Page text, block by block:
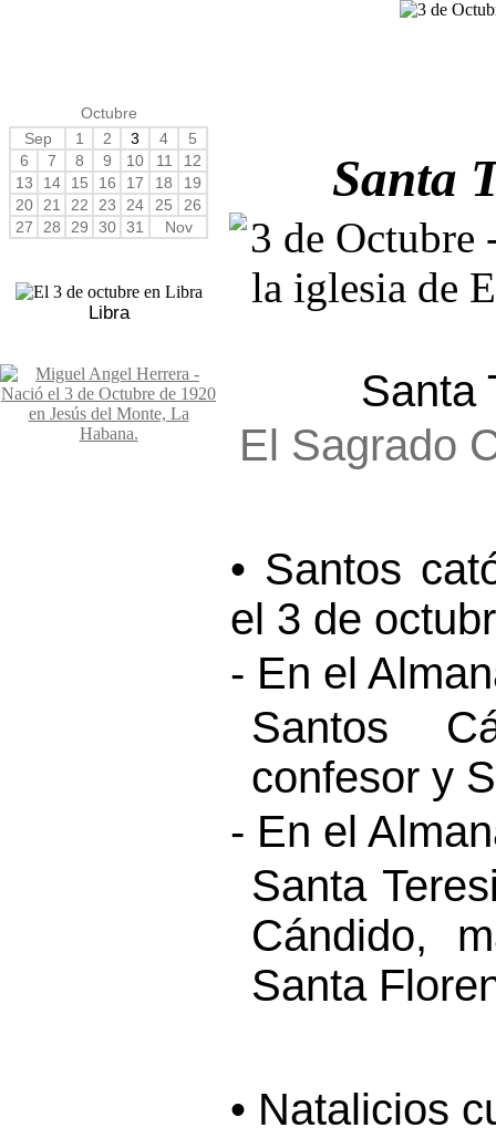
Octubre
Sep
1 2 3 4
5
6
7 8 9 10 11
12
13
14 15 16 17 18
19
20
21 22 23 24 25
26
27
28 29 30 31 Nov
Libra
Santa
Santa
El Sagrado
• Santos
el 3 de
- En el
Santos
confesor y
- En el
Santa
Cándido,
Santa
• Natalicios